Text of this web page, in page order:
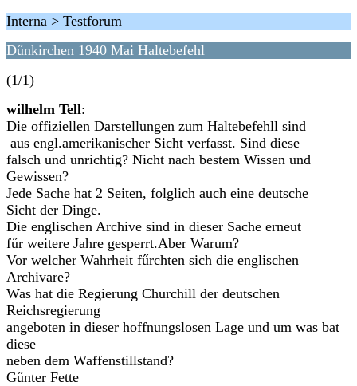
Interna > Testforum
Dűnkirchen 1940 Mai Haltebefehl
(1/1)
wilhelm Tell:
Die offiziellen Darstellungen zum Haltebefehll sind
aus engl.amerikanischer Sicht verfasst. Sind diese
falsch und unrichtig? Nicht nach bestem Wissen und
Gewissen?
Jede Sache hat 2 Seiten, folglich auch eine deutsche
Sicht der Dinge.
Die englischen Archive sind in dieser Sache erneut
fűr weitere Jahre gesperrt.Aber Warum?
Vor welcher Wahrheit fűrchten sich die englischen
Archivare?
Was hat die Regierung Churchill der deutschen
Reichsregierung
angeboten in dieser hoffnungslosen Lage und um was bat
diese
neben dem Waffenstillstand?
Gűnter Fette